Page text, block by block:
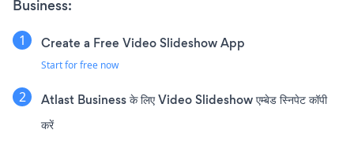
Business:
Create a Free Video Slideshow App
Start for free now
Atlast Business के लिए Video Slideshow एम्बेड स्निपेट कॉपी
करें